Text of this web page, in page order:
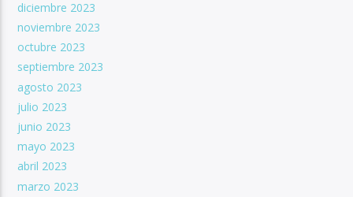
diciembre 2023
noviembre 2023
octubre 2023
septiembre 2023
agosto 2023
julio 2023
junio 2023
mayo 2023
abril 2023
marzo 2023